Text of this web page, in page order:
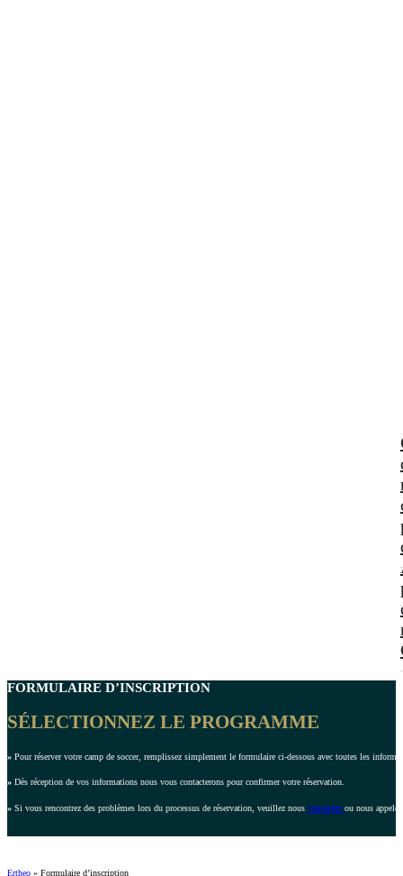
FORMULAIRE D’INSCRIPTION
SÉLECTIONNEZ LE PROGRAMME
» Pour réserver votre camp de soccer, remplissez simplement le formulaire ci-dessous avec toutes les
» Dès réception de vos informations nous vous contacterons pour confirmer votre réservation.
» Si vous rencontrez des problèmes lors du processus de réservation, veuillez nous contacterou nous
Ertheo » Formulaire d’inscription